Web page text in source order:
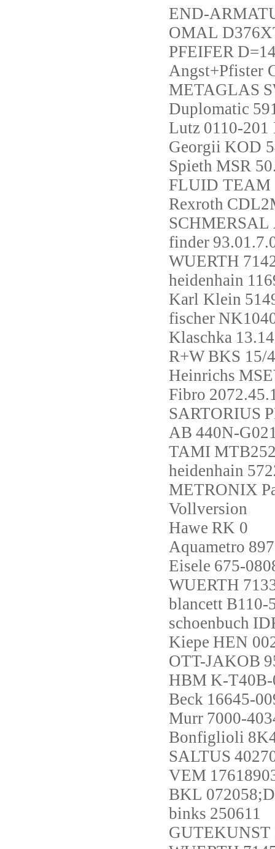
END-
OMAL
PFEIFER
Angst+Pfister
METAGLAS
Duplomatic
Lutz 0110-201
Georgii KOD
Spieth MSR
FLUID TEAM
Rexroth
SCHMERSAL
finder
WUERTH
heidenhain
Karl Klein
fischer
Klaschka
R+W BKS 15/
Heinrichs
Fibro
SARTORIUS
AB 440N-
TAMI
heidenhain
METRONIX
Vollversion
Hawe RK 0
Aquametro
Eisele 675-
WUERTH
blancett B110-
schoenbuch
Kiepe HEN
OTT-JAKOB
HBM K-
Beck 16645-
Murr 7000-
Bonfiglioli
SALTUS
VEM
BKL
binks 250611
GUTEKUNST